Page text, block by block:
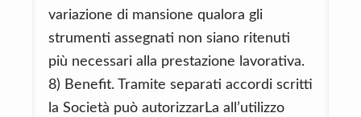
variazione di mansione qualora gli
strumenti assegnati non siano ritenuti
più necessari alla prestazione lavorativa.
8) Benefit. Tramite separati accordi scritti
la Società può autorizzarLa all’utilizzo